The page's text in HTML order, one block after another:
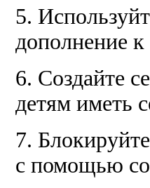
5.
дополнение
6. Создайте
детям иметь
7.
с помощью